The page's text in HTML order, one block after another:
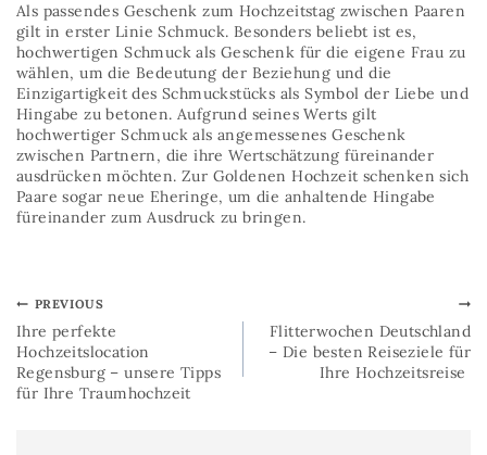
Als passendes Geschenk zum Hochzeitstag zwischen Paaren
gilt in erster Linie Schmuck. Besonders beliebt ist es,
hochwertigen Schmuck als Geschenk für die eigene Frau zu
wählen, um die Bedeutung der Beziehung und die
Einzigartigkeit des Schmuckstücks als Symbol der Liebe und
Hingabe zu betonen. Aufgrund seines Werts gilt
hochwertiger Schmuck als angemessenes Geschenk
zwischen Partnern, die ihre Wertschätzung füreinander
ausdrücken möchten. Zur Goldenen Hochzeit schenken sich
Paare sogar neue Eheringe, um die anhaltende Hingabe
füreinander zum Ausdruck zu bringen.
PREVIOUS
Ihre perfekte
Hochzeitslocation
Regensburg – unsere Tipps
für Ihre Traumhochzeit
Flitterwochen Deutschland
– Die besten Reiseziele für
Ihre Hochzeitsreise